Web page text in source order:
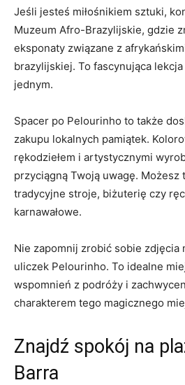
Jeśli jesteś miłośnikiem⁢ sztuki,
Muzeum Afro-Brazylijskie, gdzie⁣
eksponaty związane z
brazylijskiej. To fascynująca
⁢jednym.
Spacer po Pelourinho to także
zakupu lokalnych⁤ pamiątek.
rękodziełem i artystycznymi
przyciągną Twoją uwagę. Możesz
tradycyjne stroje, biżuterię ⁤czy
karnawałowe.
Nie zapomnij zrobić sobie ⁤zdjęcia
uliczek Pelourinho. To idealne
wspomnień z podróży i
charakterem tego magicznego
Znajdź⁣ spokój na
Barra